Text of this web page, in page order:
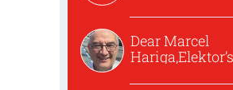
Dear Marcel